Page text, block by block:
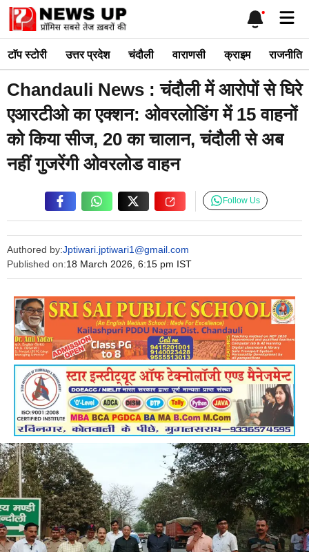
Skip
content
टाॅप स्टोरी उत्तर प्रदेश चंदौली वाराणसी क्राइम राजनीति
Chandauli News : चंदौली में आरोपों से घिरे
एआरटीओ का एक्शन: ओवरलोडिंग में 15 वाहनों
को किया सीज, 20 का चालान, चंदौली से अब
नहीं गुजरेंगी ओवरलोड वाहन
Authored by:Jptiwari.jptiwari1@gmail.com
Published on:18 March 2026, 6:15 pm IST
Follow Us